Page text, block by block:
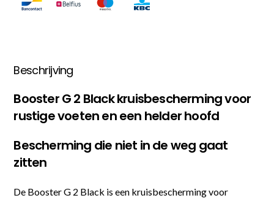
Beschrijving
Booster G 2 Black kruisbescherming voor
rustige voeten en een helder hoofd
Bescherming die niet in de weg gaat
zitten
De Booster G 2 Black is een kruisbescherming voor